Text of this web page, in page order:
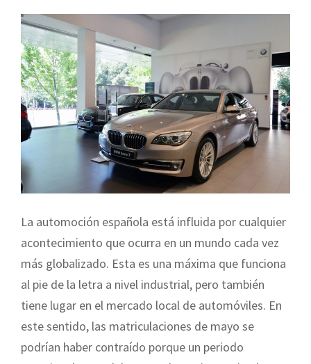
La automoción española está influida por cualquier
acontecimiento que ocurra en un mundo cada vez
más globalizado. Esta es una máxima que funciona
al pie de la letra a nivel industrial, pero también
tiene lugar en el mercado local de automóviles. En
este sentido, las matriculaciones de mayo se
podrían haber contraído porque un periodo